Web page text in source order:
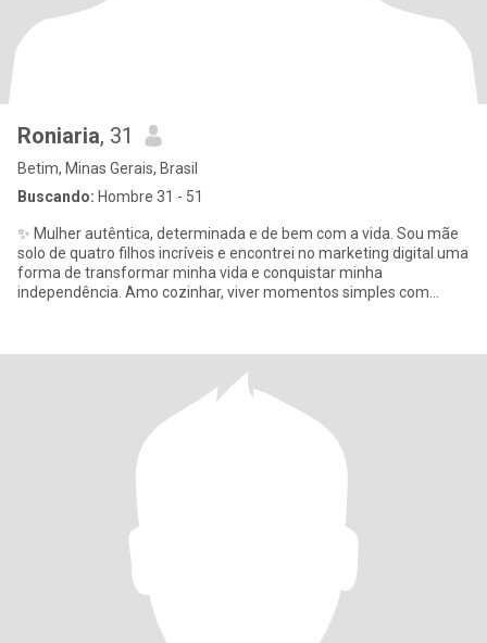
Roniaria, 31
Betim, Minas Gerais, Brasil
Buscando: Hombre 31 - 51
✨ Mulher autêntica, determinada e de bem com a vida. Sou mãe
solo de quatro filhos incríveis e encontrei no marketing digital uma
forma de transformar minha vida e conquistar minha
independência. Amo cozinhar, viver momentos simples com